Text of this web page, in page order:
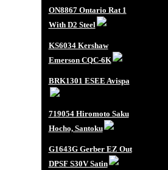
ON8867 Ontario Rat 1
With D2 Steel
KS6034 Kershaw
Emerson CQC-6K
BRK1301 ESEE Avispa
719054 Hiromoto Saku
Hocho, Santoku
G1643G Gerber EZ Out
DPSF S30V Satin